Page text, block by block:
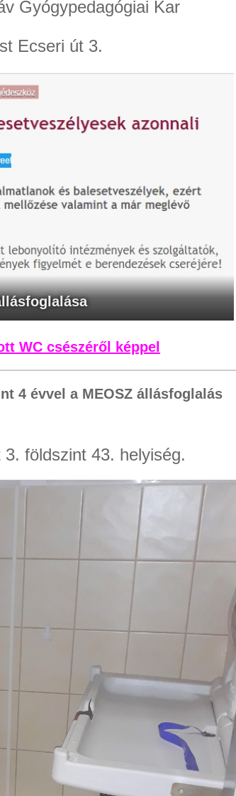
Gyógypedagógiai Kar
Ecseri út 3.
WC csészéről képpel
4 évvel a MEOSZ állásfoglalás
földszint 43. helyiség.